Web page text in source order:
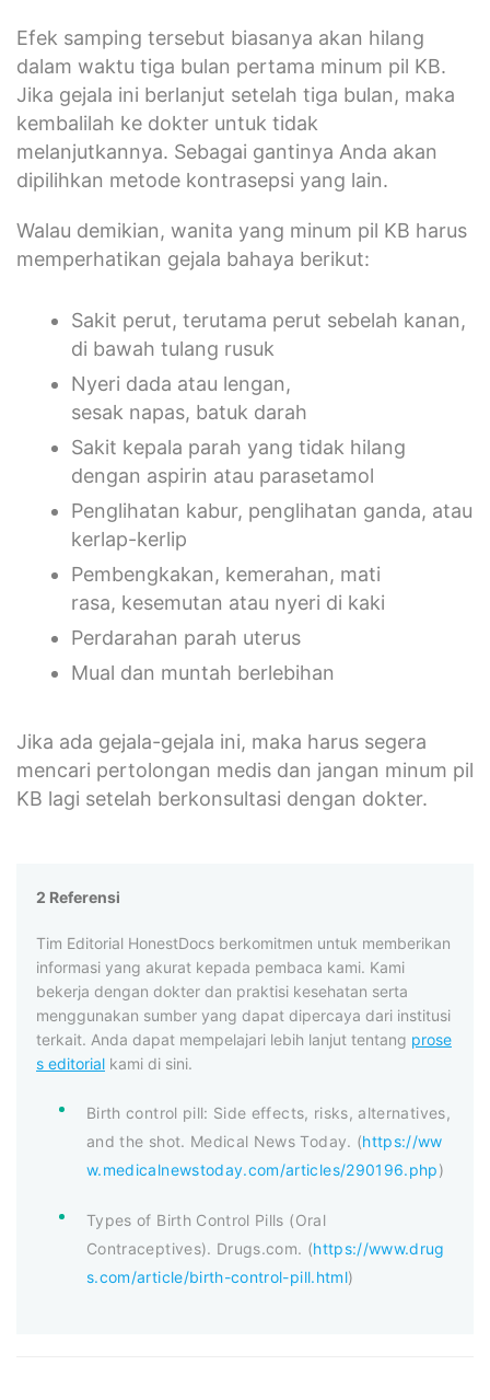
Efek samping tersebut biasanya akan hilang
dalam waktu tiga bulan pertama minum pil KB.
Jika gejala ini berlanjut setelah tiga bulan, maka
kembalilah ke dokter untuk tidak
melanjutkannya. Sebagai gantinya Anda akan
dipilihkan metode kontrasepsi yang lain.
Walau demikian, wanita yang minum pil KB harus
memperhatikan gejala bahaya berikut:
Sakit perut, terutama perut sebelah kanan,
di bawah tulang rusuk
Nyeri dada atau lengan,
sesak napas, batuk darah
Sakit kepala parah yang tidak hilang
dengan aspirin atau parasetamol
Penglihatan kabur, penglihatan ganda, atau
kerlap-kerlip
Pembengkakan, kemerahan, mati
rasa, kesemutan atau nyeri di kaki
Perdarahan parah uterus
Mual dan muntah berlebihan
Jika ada gejala-gejala ini, maka harus segera
mencari pertolongan medis dan jangan minum pil
KB lagi setelah berkonsultasi dengan dokter.
2 Referensi
Tim Editorial HonestDocs berkomitmen untuk memberikan
informasi yang akurat kepada pembaca kami. Kami
bekerja dengan dokter dan praktisi kesehatan serta
menggunakan sumber yang dapat dipercaya dari institusi
terkait. Anda dapat mempelajari lebih lanjut tentang prose
s editorial kami di sini.
Birth control pill: Side effects, risks, alternatives,
and the shot. Medical News Today. (https://ww
w.medicalnewstoday.com/articles/290196.php)
Types of Birth Control Pills (Oral
Contraceptives). Drugs.com. (https://www.drug
s.com/article/birth-control-pill.html)